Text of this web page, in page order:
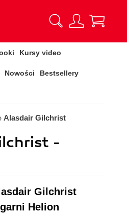
Kursy video
Nowości Bestsellery
Alasdair Gilchrist
-
Gilchrist
Helion